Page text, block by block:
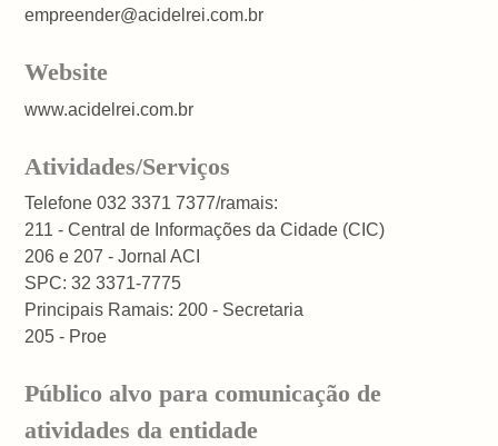
empreender@acidelrei.com.br
Website
www.acidelrei.com.br
Atividades/Serviços
Telefone 032 3371 7377/ramais:
211 - Central de Informações da Cidade (CIC)
206 e 207 - Jornal ACI
SPC: 32 3371-7775
Principais Ramais: 200 - Secretaria
205 - Proe
Público alvo para comunicação de
atividades da entidade